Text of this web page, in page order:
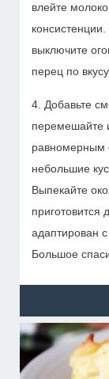
влейте
выключите
перец по
4. Добавьте
перемешайте
равномерным
небольшие
Выпекайте
приготовится
адаптирован
Большое